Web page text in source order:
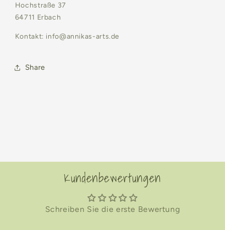
Hochstraße 37
64711 Erbach
Kontakt: info@annikas-arts.de
Share
Kundenbewertungen
Schreiben Sie die erste Bewertung